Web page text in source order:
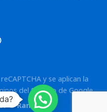
y se aplican la
del Servicio de Google.
©Rann